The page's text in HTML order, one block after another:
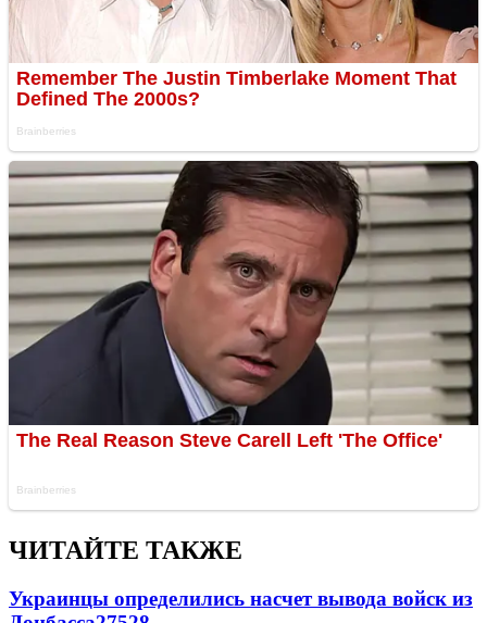
ЧИТАЙТЕ ТАКЖЕ
Украинцы определились насчет вывода войск из